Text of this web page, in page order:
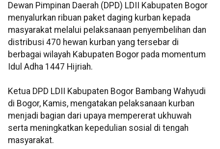
Dewan Pimpinan Daerah (DPD) LDII Kabupaten Bogor
menyalurkan ribuan paket daging kurban kepada
masyarakat melalui pelaksanaan penyembelihan dan
distribusi 470 hewan kurban yang tersebar di
berbagai wilayah Kabupaten Bogor pada momentum
Idul Adha 1447 Hijriah.
Ketua DPD LDII Kabupaten Bogor Bambang Wahyudi
di Bogor, Kamis, mengatakan pelaksanaan kurban
menjadi bagian dari upaya mempererat ukhuwah
serta meningkatkan kepedulian sosial di tengah
masyarakat.